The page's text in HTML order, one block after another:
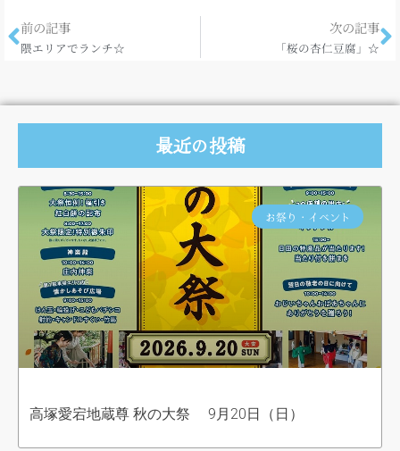
前の記事
隈エリアでランチ☆
次の記事
「桜の杏仁豆腐」☆
最近の投稿
お祭り・イベント
高塚愛宕地蔵尊 秋の大祭 9月20日（日）